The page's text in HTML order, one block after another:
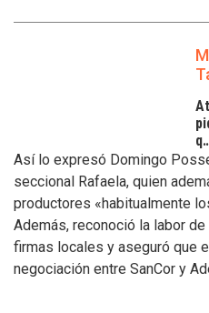
Así lo expresó Domingo
seccional Rafaela, quien
productores «habitualmente
Además, reconoció la labor
firmas locales y aseguró que
negociación entre SanCor y